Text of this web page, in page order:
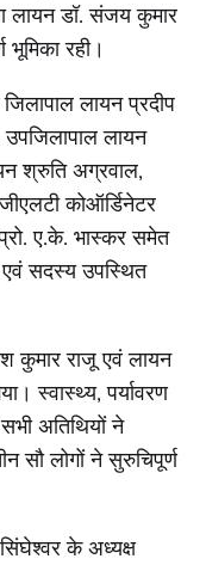
डॉ. संजय कुमार
रही।
लायन प्रदीप
लायन
श्रुति अग्रवाल,
कोऑर्डिनेटर
ए.के. भास्कर समेत
एवं सदस्य उपस्थित
कुमार राजू एवं लायन
स्वास्थ्य, पर्यावरण
अतिथियों ने
सौ लोगों ने सुरुचिपूर्ण
के अध्यक्ष